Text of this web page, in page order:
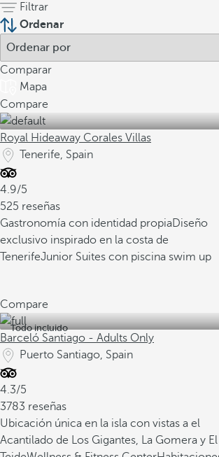
Filtrar
Ordenar
Comparar
Mapa
Compare
Royal Hideaway Corales Villas
Tenerife, Spain
4.9/5
525 reseñas
Gastronomía con identidad propiaDiseño
exclusivo inspirado en la costa de
TenerifeJunior Suites con piscina swim up
Compare
Todo incluido
Barceló Santiago - Adults Only
Puerto Santiago, Spain
4.3/5
3783 reseñas
Ubicación única en la isla con vistas a el
Acantilado de Los Gigantes, La Gomera y El